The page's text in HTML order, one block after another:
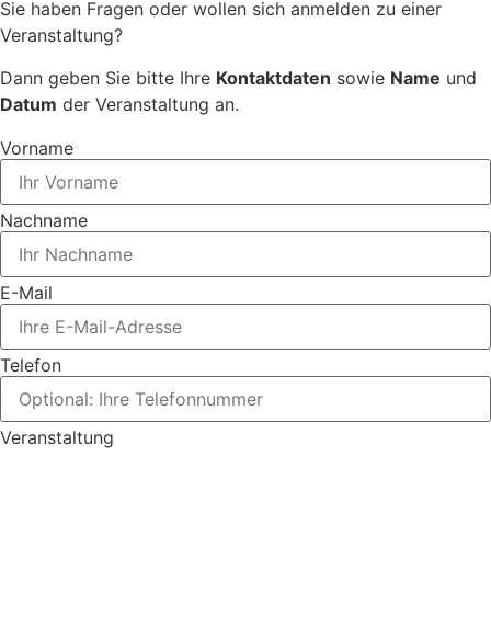
Sie haben Fragen oder wollen sich anmelden zu einer
Veranstaltung?
Dann geben Sie bitte Ihre Kontaktdaten sowie Name und
Datum der Veranstaltung an.
Vorname
Nachname
E-Mail
Telefon
Veranstaltung